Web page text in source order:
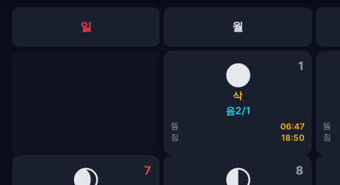
일 월
1
🌑
삭
음2/1
뜸
06:47
짐
18:50
뜸
짐
7 8